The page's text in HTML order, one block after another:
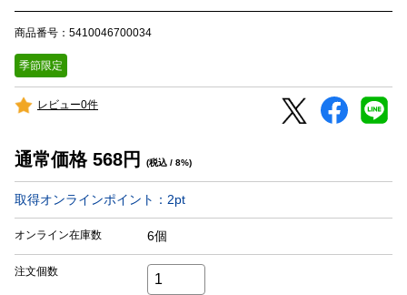
商品番号：5410046700034
季節限定
レビュー0件
通常価格 568円 (税込 / 8%)
取得オンラインポイント： 2pt
オンライン在庫数 6個
注文個数